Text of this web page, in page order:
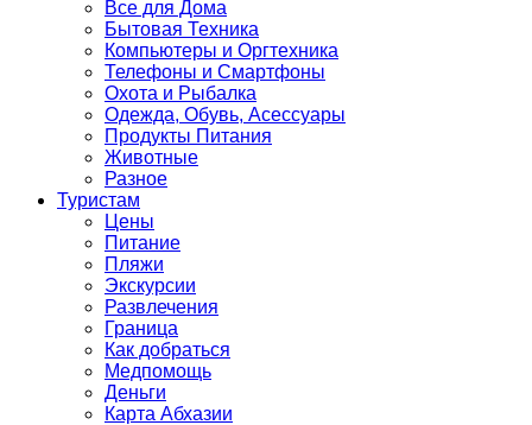
Все для Дома
Бытовая Техника
Компьютеры и Оргтехника
Телефоны и Смартфоны
Охота и Рыбалка
Одежда, Обувь, Асессуары
Продукты Питания
Животные
Разное
Туристам
Цены
Питание
Пляжи
Экскурсии
Развлечения
Граница
Как добраться
Медпомощь
Деньги
Карта Абхазии